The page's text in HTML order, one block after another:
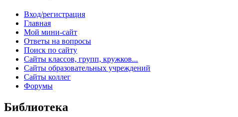
Вход/регистрация
Главная
Мой мини-сайт
Ответы на вопросы
Поиск по сайту
Сайты классов, групп, кружков...
Сайты образовательных учреждений
Сайты коллег
Форумы
Библиотека